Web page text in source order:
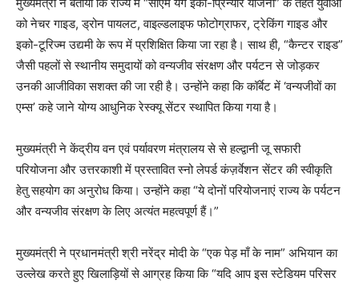
को नेचर गाइड, ड्रोन पायलट, वाइल्डलाइफ फोटोग्राफर, ट्रेकिंग गाइड और
इको-टूरिज्म उद्यमी के रूप में प्रशिक्षित किया जा रहा है। साथ ही, “कैन्टर राइड”
जैसी पहलों से स्थानीय समुदायों को वन्यजीव संरक्षण और पर्यटन से जोड़कर
उनकी आजीविका सशक्त की जा रही है। उन्होंने कहा कि कॉर्बेट में ‘वन्यजीवों का
एम्स’ कहे जाने योग्य आधुनिक रेस्क्यू सेंटर स्थापित किया गया है।
मुख्यमंत्री ने केंद्रीय वन एवं पर्यावरण मंत्रालय से से हल्द्वानी जू सफारी
परियोजना और उत्तरकाशी में प्रस्तावित स्नो लेपर्ड कंज़र्वेशन सेंटर की स्वीकृति
हेतु सहयोग का अनुरोध किया। उन्होंने कहा “ये दोनों परियोजनाएं राज्य के पर्यटन
और वन्यजीव संरक्षण के लिए अत्यंत महत्वपूर्ण हैं।”
मुख्यमंत्री ने प्रधानमंत्री श्री नरेंद्र मोदी के “एक पेड़ माँ के नाम” अभियान का
उल्लेख करते हुए खिलाड़ियों से आग्रह किया कि “यदि आप इस स्टेडियम परिसर